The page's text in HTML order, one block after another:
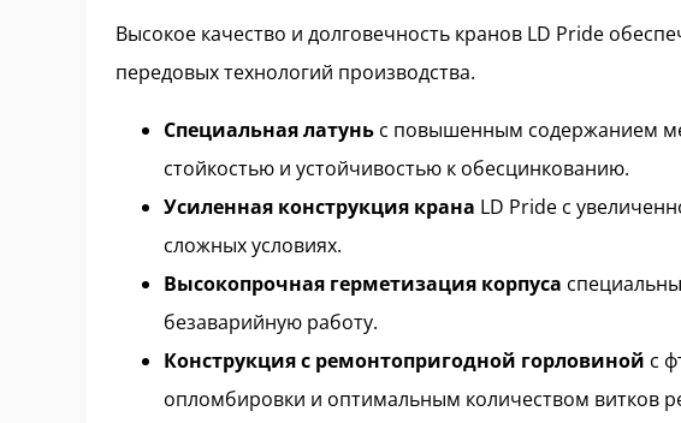
Высокое качество и долговечность кранов LD Pride
передовых технологий производства.
Специальная латунь с повышенным содержанием
стойкостью и устойчивостью к обесцинкованию.
Усиленная конструкция крана LD Pride с
сложных условиях.
Высокопрочная герметизация корпуса
безаварийную работу.
Конструкция с ремонтопригодной горловиной с
опломбировки и оптимальным количеством витков